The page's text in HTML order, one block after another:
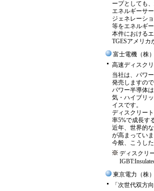
ープとしても
エネルギーサ
ジェネレーシ
等をエネルギ
本件における
TGESアメリカ
富士電機（株）
高速ディスク
当社は、パワ
発売しますの
パワー半導体
気・ハイブリ
イスです。
ディスクリー
率5%で成長す
近年、世界的
が高まってい
今般、こうし
ディスクリ
東京電力（株）
「次世代双方